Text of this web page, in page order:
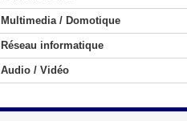
Multimedia / Domotique
Réseau informatique
Audio / Vidéo